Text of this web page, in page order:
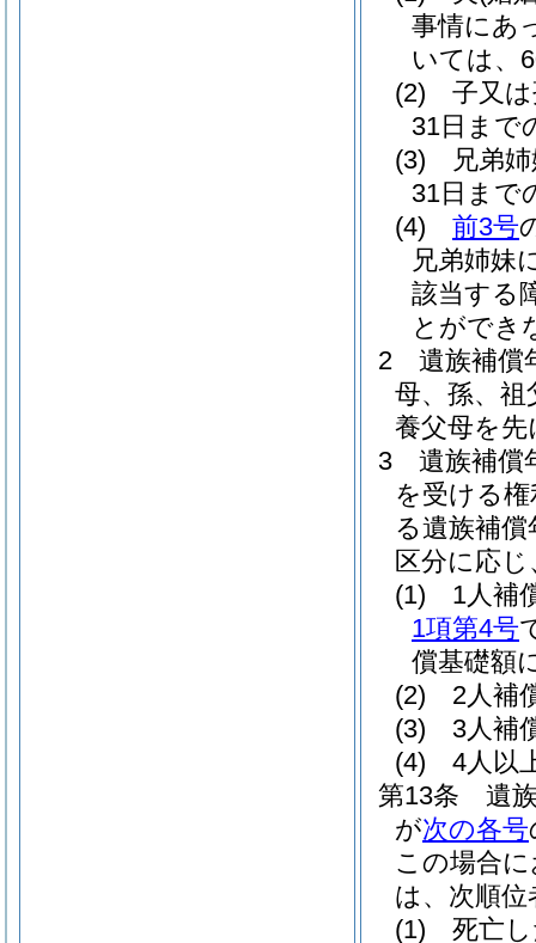
事情にあ
いては、
(2)
子又
31日まで
(3)
兄弟
31日まで
(4)
前3号
兄弟姉妹
該当する
とができ
2
遺族補償
母、孫、
養父母を
3
遺族補償
を受ける
る遺族補
区分に応
(1)
1人補
1項第4号
償基礎額
(2)
2人補
(3)
3人補
(4)
4人以
第13条
遺
が次の各号
この場合
は、次順
(1)
死亡